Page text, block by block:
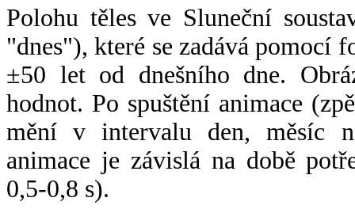
Polohu těles ve Sluneční
"dnes"), které se zadává pomocí
±50 let od dnešního dne.
hodnot. Po spuštění animace
mění v intervalu den, měsíc
animace je závislá na době
0,5-0,8 s).